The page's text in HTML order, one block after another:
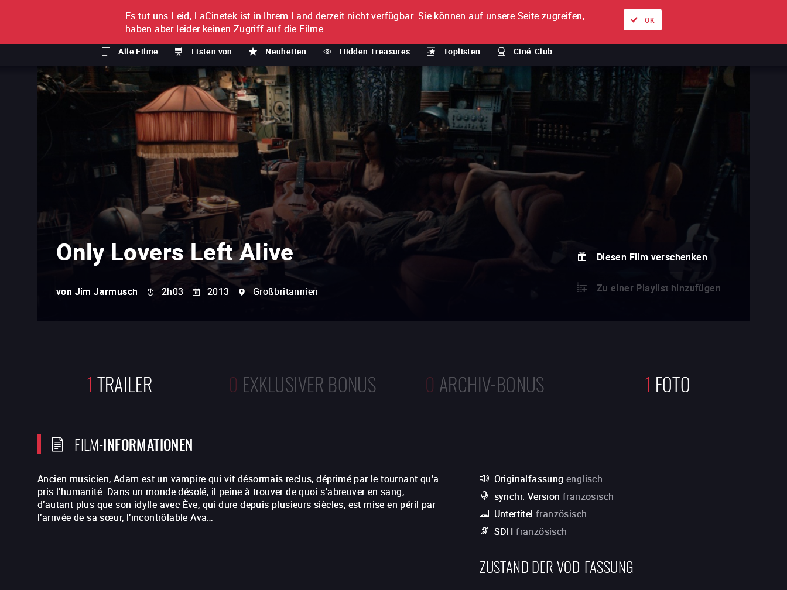
FILM FÜR FILM
Alle Filme Listen von Neuheiten Hidden Treasures Toplisten Ciné-Club
ABONNEMENT Über uns Unsere Angebote
Only Lovers Left Alive
von Jim Jarmusch 2h03 2013 Großbritannien
Diesen Film verschenken
Zu einer Playlist hinzufügen
1 TRAILER 0 EXKLUSIVER BONUS 0 ARCHIV-BONUS 1 FOTO
FILM-INFORMATIONEN
Ancien musicien, Adam est un vampire qui vit désormais reclus, déprimé par le tournant qu’a
pris l’humanité. Dans un monde désolé, il peine à trouver de quoi s’abreuver en sang,
d’autant plus que son idylle avec Ève, qui dure depuis plusieurs siècles, est mise en péril par
l’arrivée de sa sœur, l’incontrôlable Ava…
Originalfassung englisch
synchr. Version französisch
Untertitel französisch
SDH französisch
ZUSTAND DER VOD-FASSUNG
Es tut uns Leid, LaCinetek ist in Ihrem Land derzeit nicht verfügbar. Sie können auf unsere Seite zugreifen,
haben aber leider keinen Zugriff auf die Filme.
OK